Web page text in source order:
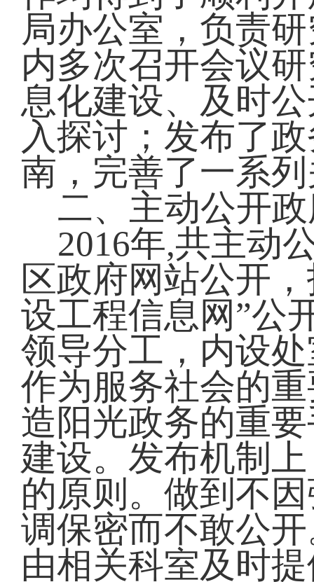
局办公室，负责
内多次召开会议
息化建设、及时
入探讨；发布了
南，完善了一系
二、主动公开政
2016年,共主动
区政府网站公开
设工程信息网”公
领导分工，内设
作为服务社会的
造阳光政务的重
建设。发布机制
的原则。做到不
调保密而不敢公
由相关科室及时